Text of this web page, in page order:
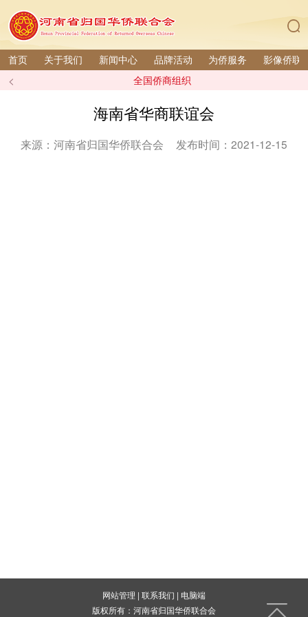
首页 关于我们 新闻中心 品牌活动 为侨服务 影像侨联
< 全国侨商组织
海南省华商联谊会
来源：河南省归国华侨联合会 发布时间：2021-12-15
网站管理 | 联系我们 | 电脑端
版权所有：河南省归国华侨联合会